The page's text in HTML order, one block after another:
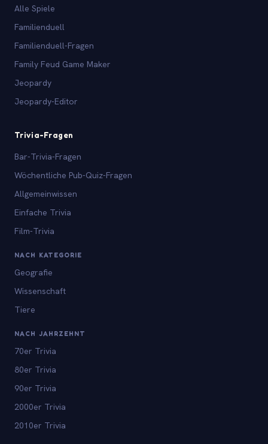
Alle Spiele
Familienduell
Familienduell-Fragen
Family Feud Game Maker
Jeopardy
Jeopardy-Editor
Trivia-Fragen
Bar-Trivia-Fragen
Wöchentliche Pub-Quiz-Fragen
Allgemeinwissen
Einfache Trivia
Film-Trivia
NACH KATEGORIE
Geografie
Wissenschaft
Tiere
NACH JAHRZEHNT
70er Trivia
80er Trivia
90er Trivia
2000er Trivia
2010er Trivia